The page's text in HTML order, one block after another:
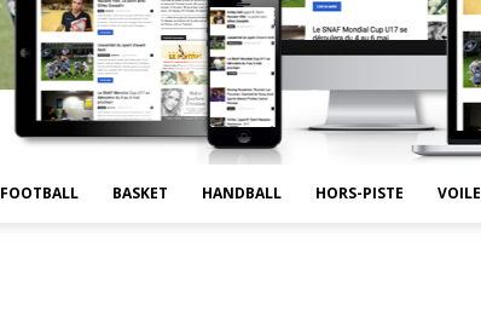
FOOTBALL BASKET HANDBALL HORS-PISTE VOILE